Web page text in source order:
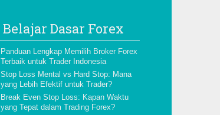
Belajar Dasar Forex
Panduan Lengkap Memilih Broker Forex
Terbaik untuk Trader Indonesia
Stop Loss Mental vs Hard Stop: Mana
yang Lebih Efektif untuk Trader?
Break Even Stop Loss: Kapan Waktu
yang Tepat dalam Trading Forex?